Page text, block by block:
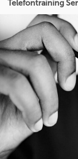
Telefontraining